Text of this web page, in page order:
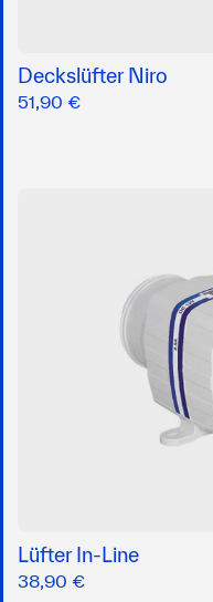
Deckslüfter Niro
51,90 €
Lüfter In-Line
38,90 €